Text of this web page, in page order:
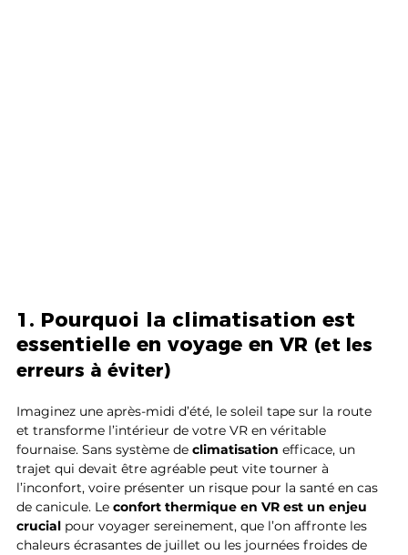
1. Pourquoi la climatisation est
essentielle en voyage en VR (et les
erreurs à éviter)
Imaginez une après-midi d’été, le soleil tape sur la route
et transforme l’intérieur de votre VR en véritable
fournaise. Sans système de climatisation efficace, un
trajet qui devait être agréable peut vite tourner à
l’inconfort, voire présenter un risque pour la santé en cas
de canicule. Le confort thermique en VR est un enjeu
crucial pour voyager sereinement, que l’on affronte les
chaleurs écrasantes de juillet ou les journées froides de